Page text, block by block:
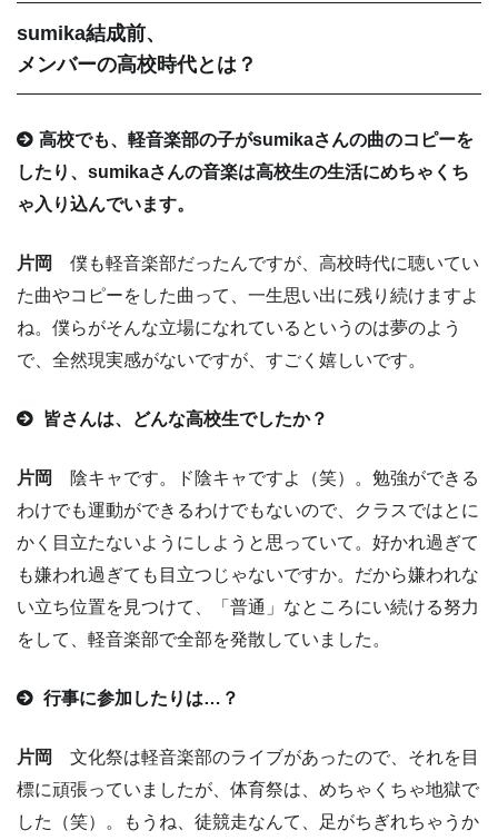
sumika結成前、
メンバーの高校時代とは？
高校でも、軽音楽部の子がsumikaさんの曲のコピーを
したり、sumikaさんの音楽は高校生の生活にめちゃくち
ゃ入り込んでいます。
片岡
僕も軽音楽部だったんですが、高校時代に聴いてい
た曲やコピーをした曲って、一生思い出に残り続けますよ
ね。僕らがそんな立場になれているというのは夢のよう
で、全然現実感がないですが、すごく嬉しいです。
皆さんは、どんな高校生でしたか？
片岡
陰キャです。ド陰キャですよ（笑）。勉強ができる
わけでも運動ができるわけでもないので、クラスではとに
かく目立たないようにしようと思っていて。好かれ過ぎて
も嫌われ過ぎても目立つじゃないですか。だから嫌われな
い立ち位置を見つけて、「普通」なところにい続ける努力
をして、軽音楽部で全部を発散していました。
行事に参加したりは…？
片岡
文化祭は軽音楽部のライブがあったので、それを目
標に頑張っていましたが、体育祭は、めちゃくちゃ地獄で
した（笑）。もうね、徒競走なんて、足がちぎれちゃうか